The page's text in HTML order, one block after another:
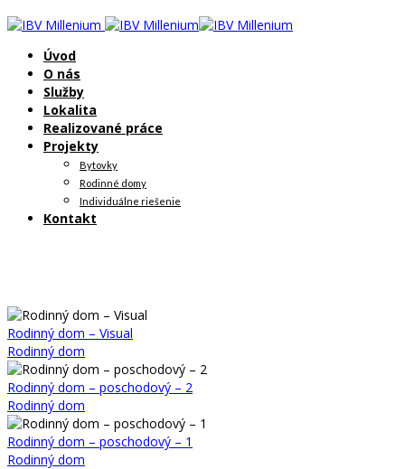
Úvod
O nás
Služby
Lokalita
Realizované práce
Projekty
Bytovky
Rodinné domy
Individuálne riešenie
Kontakt
Rodinný dom – Visual
Rodinný dom
Rodinný dom – poschodový – 2
Rodinný dom
Rodinný dom – poschodový – 1
Rodinný dom